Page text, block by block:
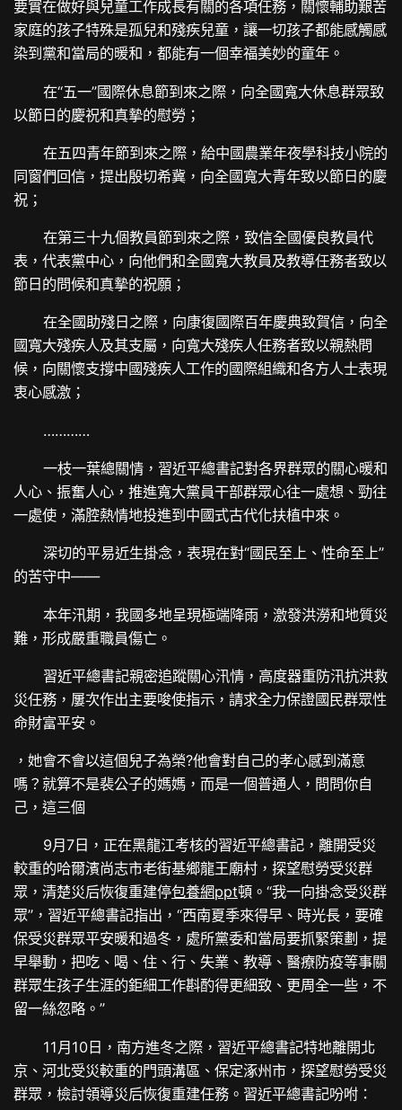
要實在做好與兒童工作成長有關的各項任務，關懷輔助艱苦
家庭的孩子特殊是孤兒和殘疾兒童，讓一切孩子都能感觸感
染到黨和當局的暖和，都能有一個幸福美妙的童年。
在“五一”國際休息節到來之際，向全國寬大休息群眾致
以節日的慶祝和真摯的慰勞；
在五四青年節到來之際，給中國農業年夜學科技小院的
同窗們回信，提出殷切希冀，向全國寬大青年致以節日的慶
祝；
在第三十九個教員節到來之際，致信全國優良教員代
表，代表黨中心，向他們和全國寬大教員及教導任務者致以
節日的問候和真摯的祝願；
在全國助殘日之際，向康復國際百年慶典致賀信，向全
國寬大殘疾人及其支屬，向寬大殘疾人任務者致以親熱問
候，向關懷支撐中國殘疾人工作的國際組織和各方人士表現
衷心感激；
…………
一枝一葉總關情，習近平總書記對各界群眾的關心暖和
人心、振奮人心，推進寬大黨員干部群眾心往一處想、勁往
一處使，滿腔熱情地投進到中國式古代化扶植中來。
深切的平易近生掛念，表現在對“國民至上、性命至上”
的苦守中——
本年汛期，我國多地呈現極端降雨，激發洪澇和地質災
難，形成嚴重職員傷亡。
習近平總書記親密追蹤關心汛情，高度器重防汛抗洪救
災任務，屢次作出主要唆使指示，請求全力保證國民群眾性
命財富平安。
，她會不會以這個兒子為榮?他會對自己的孝心感到滿意
嗎？就算不是裴公子的媽媽，而是一個普通人，問問你自
己，這三個
9月7日，正在黑龍江考核的習近平總書記，離開受災
較重的哈爾濱尚志市老街基鄉龍王廟村，探望慰勞受災群
眾，清楚災后恢復重建停包養網ppt頓。“我一向掛念受災群
眾”，習近平總書記指出，“西南夏季來得早、時光長，要確
保受災群眾平安暖和過冬，處所黨委和當局要抓緊策劃，提
早舉動，把吃、喝、住、行、失業、教導、醫療防疫等事關
群眾生孩子生涯的鉅細工作斟酌得更細致、更周全一些，不
留一絲忽略。”
11月10日，南方進冬之際，習近平總書記特地離開北
京、河北受災較重的門頭溝區、保定涿州市，探望慰勞受災
群眾，檢討領導災后恢復重建任務。習近平總書記吩咐：